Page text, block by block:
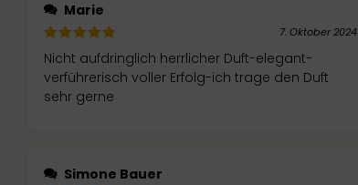
Marie
7. Oktober 2024
Nicht aufdringlich herrlicher Duft-elegant-
verführerisch voller Erfolg-ich trage den Duft
sehr gerne
Simone Bauer